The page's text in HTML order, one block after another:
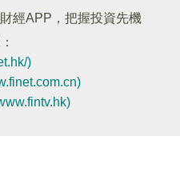
經APP，把握投資先機
)